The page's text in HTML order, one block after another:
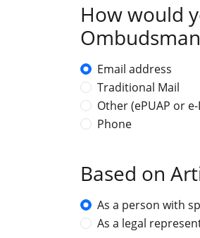
How would
Email address
Traditional Mail
Other (ePUAP or
Phone
Based on
As a person with
As a legal